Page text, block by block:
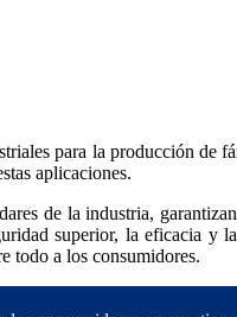
para la producción de
aplicaciones.
de la industria,
superior, la eficacia y
todo a los consumidores.